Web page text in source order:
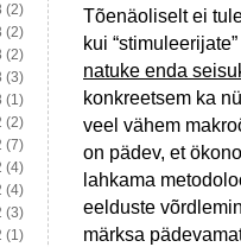
Tõenäoliselt ei
kui
natuke enda
konkreetsem ka
veel vähem
on pädev, et
lahkama
eelduste
märksa
(2)
(2)
(2)
(3)
(1)
(2)
(7)
(4)
(4)
(3)
(1)